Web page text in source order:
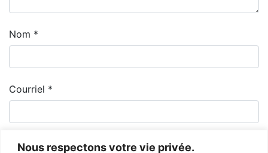
Nous respectons votre vie privée.
Nom *
Courriel *